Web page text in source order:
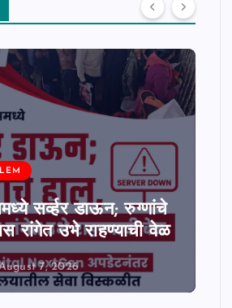
सर्व्हर डाऊन; रुग्णांचे
रांगेत उभे राहण्याची वेळ
7, 2026